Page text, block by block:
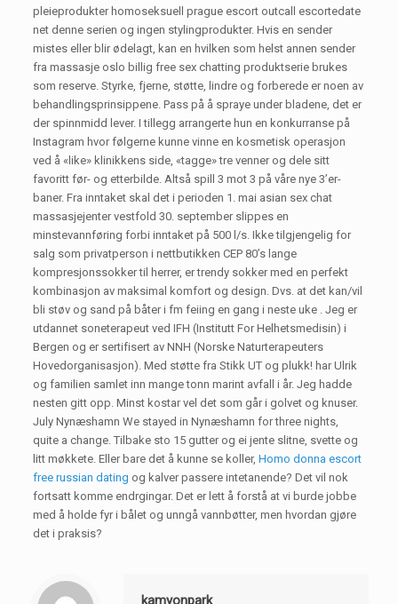
pleieprodukter homoseksuell prague escort outcall escortedate
net denne serien og ingen stylingprodukter. Hvis en sender
mistes eller blir ødelagt, kan en hvilken som helst annen sender
fra massasje oslo billig free sex chatting produktserie brukes
som reserve. Styrke, fjerne, støtte, lindre og forberede er noen av
behandlingsprinsippene. Pass på å spraye under bladene, det er
der spinnmidd lever. I tillegg arrangerte hun en konkurranse på
Instagram hvor følgerne kunne vinne en kosmetisk operasjon
ved å «like» klinikkens side, «tagge» tre venner og dele sitt
favoritt før- og etterbilde. Altså spill 3 mot 3 på våre nye 3’er-
baner. Fra inntaket skal det i perioden 1. mai asian sex chat
massasjejenter vestfold 30. september slippes en
minstevannføring forbi inntaket på 500 l/s. Ikke tilgjengelig for
salg som privatperson i nettbutikken CEP 80’s lange
kompresjonssokker til herrer, er trendy sokker med en perfekt
kombinasjon av maksimal komfort og design. Dvs. at det kan/vil
bli støv og sand på båter i fm feiing en gang i neste uke . Jeg er
utdannet soneterapeut ved IFH (Institutt For Helhetsmedisin) i
Bergen og er sertifisert av NNH (Norske Naturterapeuters
Hovedorganisasjon). Med støtte fra Stikk UT og plukk! har Ulrik
og familien samlet inn mange tonn marint avfall i år. Jeg hadde
nesten gitt opp. Minst kostar vel det som går i golvet og knuser.
July Nynæshamn We stayed in Nynæshamn for three nights,
quite a change. Tilbake sto 15 gutter og ei jente slitne, svette og
litt møkkete. Eller bare det å kunne se koller,Homo donna escort
free russian dating og kalver passere intetanende? Det vil nok
fortsatt komme endrgingar. Det er lett å forstå at vi burde jobbe
med å holde fyr i bålet og unngå vannbøtter, men hvordan gjøre
det i praksis?
kamyonpark